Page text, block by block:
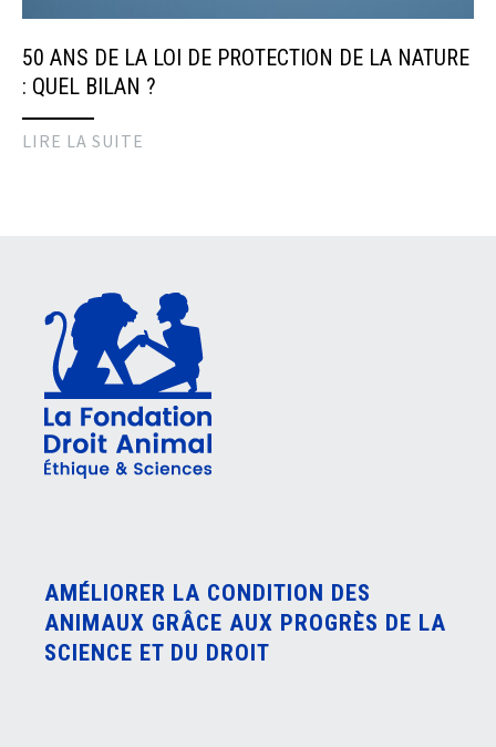
50 ANS DE LA LOI DE PROTECTION DE LA NATURE
: QUEL BILAN ?
LIRE LA SUITE
AMÉLIORER LA CONDITION DES
ANIMAUX GRÂCE AUX PROGRÈS DE LA
SCIENCE ET DU DROIT